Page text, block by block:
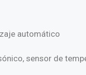
automático
sensor de